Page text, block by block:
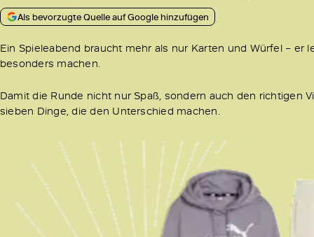
Als bevorzugte Quelle auf Google hinzufügen
Ein Spieleabend braucht mehr als nur Karten und Würfel –
besonders machen.
Damit die Runde nicht nur Spaß, sondern auch den richtigen
sieben Dinge, die den Unterschied machen.